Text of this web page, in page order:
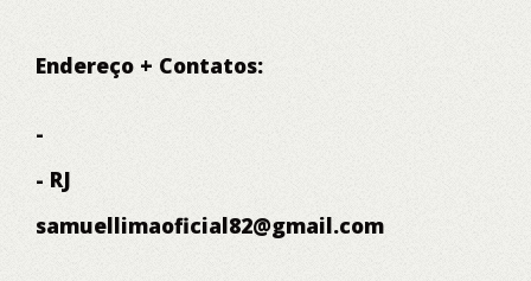
Endereço + Contatos:
-
- RJ
samuellimaoficial82@gmail.com